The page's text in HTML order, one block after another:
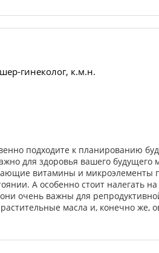
гинеколог, к.м.н.
подходите к планированию
для здоровья вашего
витамины и
А особенно стоит налегать
очень важны для
масла и, конечно